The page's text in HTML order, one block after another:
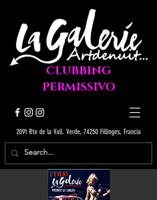
2091 Rte de la Vall. Verde, 74250 Fillinges, Francia
CLUBBING
PERMISSIVO